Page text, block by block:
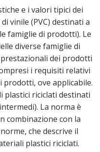
e i valori tipici dei
vinile (PVC) destinati a
famiglie di prodotti). Le
diverse famiglie di
dei prodotti
i requisiti relativi
prodotti, ove applicabile.
plastici riciclati destinati
La norma è
combinazione con la
che descrive il
plastici riciclati.